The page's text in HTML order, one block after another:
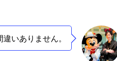
いありません。